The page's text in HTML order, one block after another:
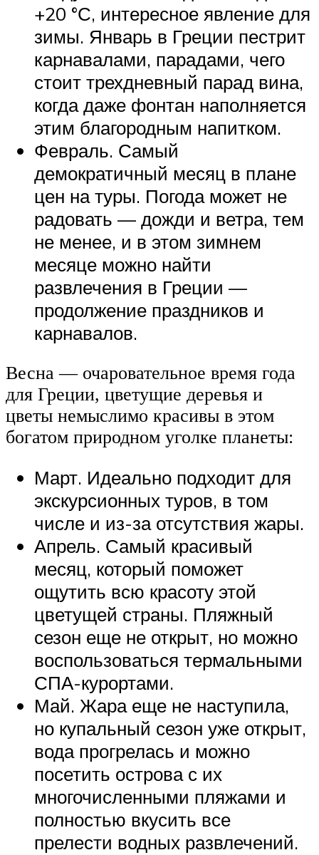
+20 °С, интересное явление для
зимы. Январь в Греции пестрит
карнавалами, парадами, чего
стоит трехдневный парад вина,
когда даже фонтан наполняется
этим благородным напитком.
Февраль. Самый
демократичный месяц в плане
цен на туры. Погода может не
радовать — дожди и ветра, тем
не менее, и в этом зимнем
месяце можно найти
развлечения в Греции —
продолжение праздников и
карнавалов.
Весна — очаровательное время года
для Греции, цветущие деревья и
цветы немыслимо красивы в этом
богатом природном уголке планеты:
Март. Идеально подходит для
экскурсионных туров, в том
числе и из-за отсутствия жары.
Апрель. Самый красивый
месяц, который поможет
ощутить всю красоту этой
цветущей страны. Пляжный
сезон еще не открыт, но можно
воспользоваться термальными
СПА-курортами.
Май. Жара еще не наступила,
но купальный сезон уже открыт,
вода прогрелась и можно
посетить острова с их
многочисленными пляжами и
полностью вкусить все
прелести водных развлечений.